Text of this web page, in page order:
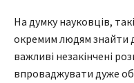
На думку науковців,
окремим людям знайти
важливі незакінчені
впроваджувати дуже